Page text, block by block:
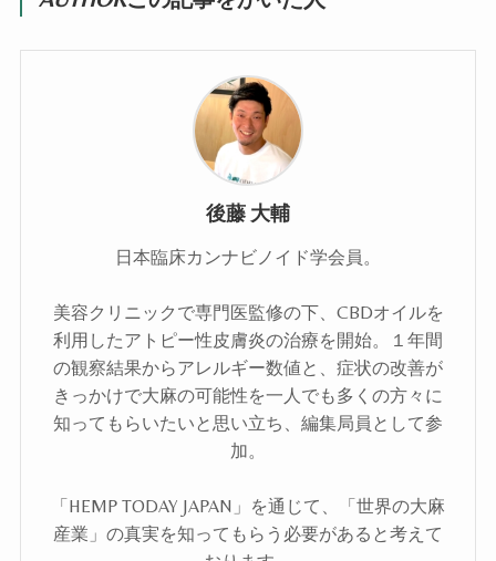
後藤 大輔
日本臨床カンナビノイド学会員。
美容クリニックで専門医監修の下、CBDオイルを
利用したアトピー性皮膚炎の治療を開始。１年間
の観察結果からアレルギー数値と、症状の改善が
きっかけで大麻の可能性を一人でも多くの方々に
知ってもらいたいと思い立ち、編集局員として参
加。
「HEMP TODAY JAPAN」を通じて、「世界の大麻
産業」の真実を知ってもらう必要があると考えて